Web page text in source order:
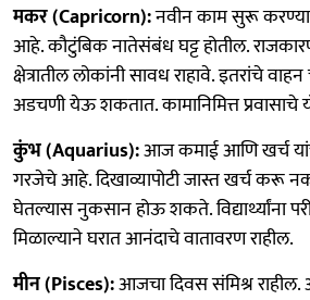
मकर (Capricorn):नवीन काम सुरू
आहे. कौटुंबिक नातेसंबंध घट्ट होतील.
क्षेत्रातील लोकांनी सावध राहावे. इतरांचे
अडचणी येऊ शकतात. कामानिमित्त
कुंभ (Aquarius):आज कमाई आणि खर्च
गरजेचे आहे. दिखाव्यापोटी जास्त खर्च करू
घेतल्यास नुकसान होऊ शकते. विद्यार्थ्यांना
मिळाल्याने घरात आनंदाचे वातावरण राहील.
मीन (Pisces):आजचा दिवस संमिश्र राहील.